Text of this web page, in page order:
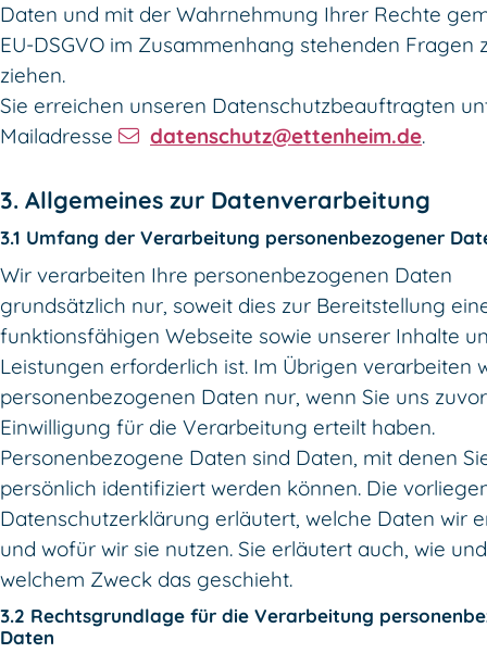
Daten und mit der Wahrnehmung Ihrer Rechte
EU-DSGVO im Zusammenhang stehenden Fragen
ziehen.
Sie erreichen unseren Datenschutzbeauftragten
Mailadresse
datenschutz@ettenheim.de.
3. Allgemeines zur Datenverarbeitung
3.1 Umfang der Verarbeitung personenbezogener
Wir verarbeiten Ihre personenbezogenen Daten
grundsätzlich nur, soweit dies zur Bereitstellung
funktionsfähigen Webseite sowie unserer Inhalte
Leistungen erforderlich ist. Im Übrigen verarbeiten
personenbezogenen Daten nur, wenn Sie uns
Einwilligung für die Verarbeitung erteilt haben.
Personenbezogene Daten sind Daten, mit denen
persönlich identifiziert werden können. Die
Datenschutzerklärung erläutert, welche Daten wir
und wofür wir sie nutzen. Sie erläutert auch, wie
welchem Zweck das geschieht.
3.2 Rechtsgrundlage für die Verarbeitung
Daten